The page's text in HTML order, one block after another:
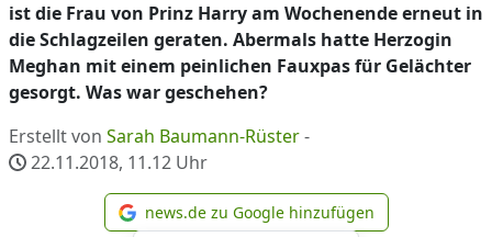
ist die Frau von Prinz Harry am Wochenende erneut in
die Schlagzeilen geraten. Abermals hatte Herzogin
Meghan mit einem peinlichen Fauxpas für Gelächter
gesorgt. Was war geschehen?
Erstellt von Sarah Baumann-Rüster-
22.11.2018, 11.12 Uhr
news.de zu Google
news.de zu Google hinzufügen